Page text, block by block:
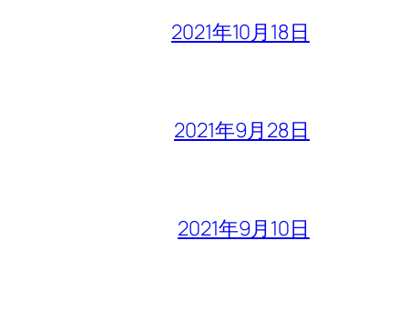
2021年10月18日
2021年9月28日
2021年9月10日